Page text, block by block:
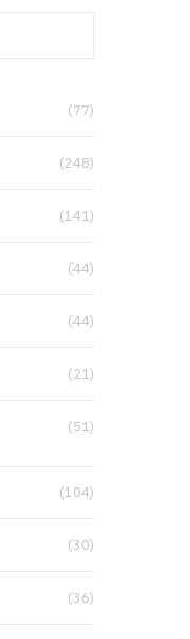
(77)
(248)
(141)
(44)
(44)
(21)
(51)
(104)
(30)
(36)